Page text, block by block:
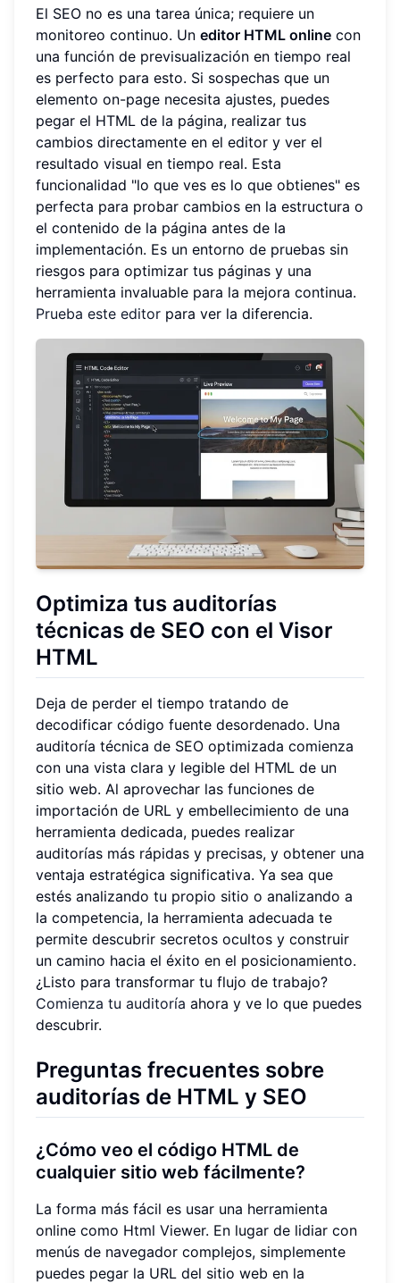
El SEO no es una tarea única; requiere un
monitoreo continuo. Un editor HTML online con
una función de previsualización en tiempo real
es perfecto para esto. Si sospechas que un
elemento on-page necesita ajustes, puedes
pegar el HTML de la página, realizar tus
cambios directamente en el editor y ver el
resultado visual en tiempo real. Esta
funcionalidad "lo que ves es lo que obtienes" es
perfecta para probar cambios en la estructura o
el contenido de la página antes de la
implementación. Es un entorno de pruebas sin
riesgos para optimizar tus páginas y una
herramienta invaluable para la mejora continua.
Prueba este editor para ver la diferencia.
Optimiza tus auditorías
técnicas de SEO con el Visor
HTML
Deja de perder el tiempo tratando de
decodificar código fuente desordenado. Una
auditoría técnica de SEO optimizada comienza
con una vista clara y legible del HTML de un
sitio web. Al aprovechar las funciones de
importación de URL y embellecimiento de una
herramienta dedicada, puedes realizar
auditorías más rápidas y precisas, y obtener una
ventaja estratégica significativa. Ya sea que
estés analizando tu propio sitio o analizando a
la competencia, la herramienta adecuada te
permite descubrir secretos ocultos y construir
un camino hacia el éxito en el posicionamiento.
¿Listo para transformar tu flujo de trabajo?
Comienza tu auditoría ahora y ve lo que puedes
descubrir.
Preguntas frecuentes sobre
auditorías de HTML y SEO
¿Cómo veo el código HTML de
cualquier sitio web fácilmente?
La forma más fácil es usar una herramienta
online como Html Viewer. En lugar de lidiar con
menús de navegador complejos, simplemente
puedes pegar la URL del sitio web en la